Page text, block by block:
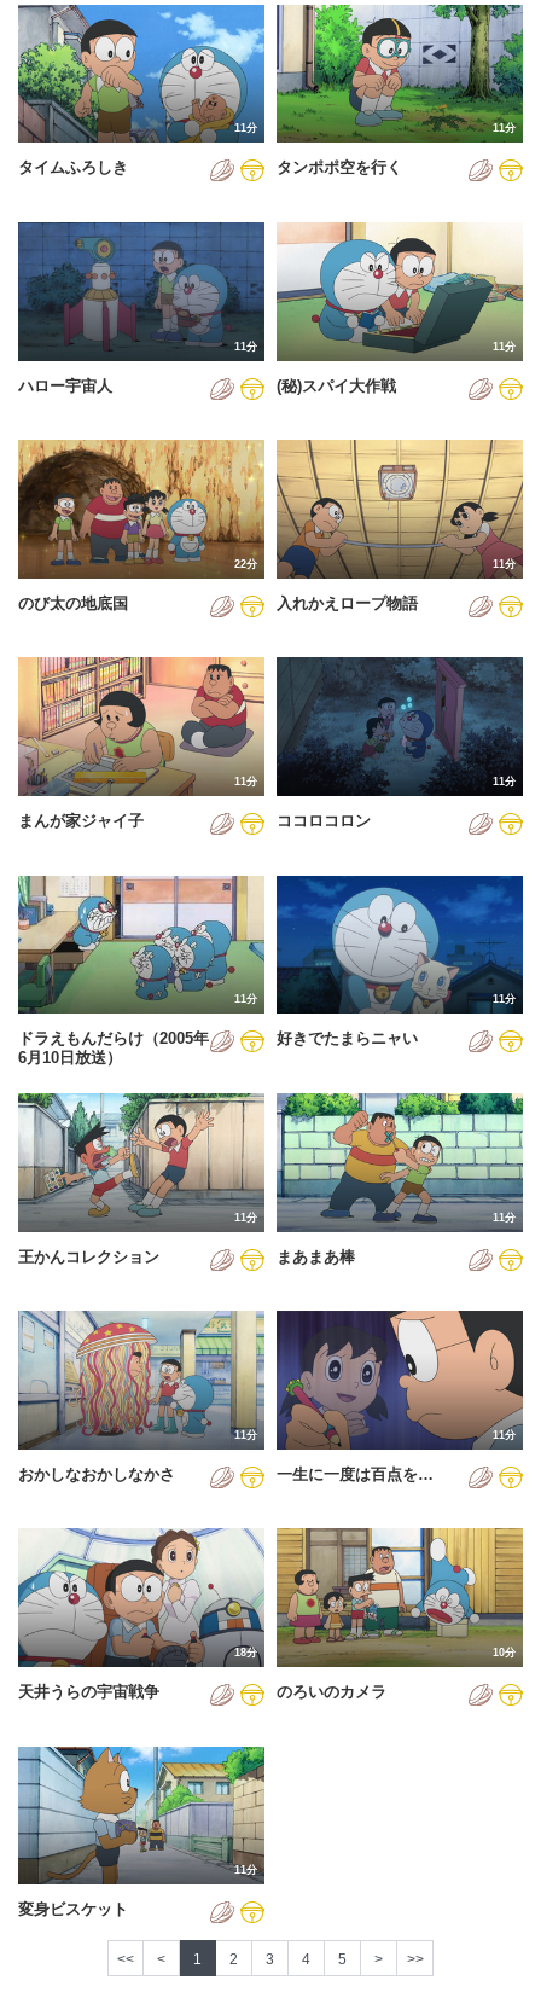
2024年
2025年
2026年
11分
タイムふろしき
11分
タンポポ空を行く
11分
ハロー宇宙人
11分
(秘)スパイ大作戦
22分
のび太の地底国
11分
入れかえロープ物語
11分
まんが家ジャイ子
11分
ココロコロン
11分
ドラえもんだらけ（2005年
6月10日放送）
11分
好きでたまらニャい
11分
王かんコレクション
11分
まあまあ棒
11分
おかしなおかしなかさ
11分
一生に一度は百点を…
18分
天井うらの宇宙戦争
10分
のろいのカメラ
11分
変身ビスケット
<< < 1 2 3 4 5 > >>